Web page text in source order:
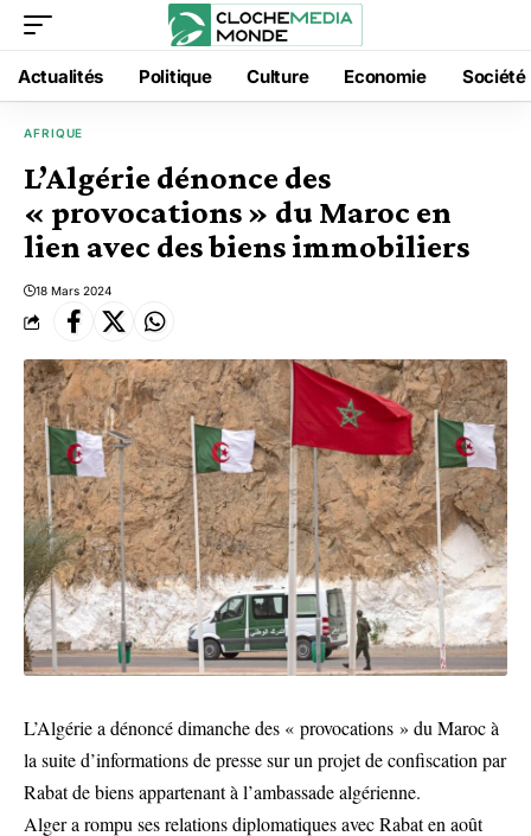
Actualités Politique Culture Economie Société
AFRIQUE
L’Algérie dénonce des
« provocations » du Maroc en
lien avec des biens immobiliers
18 Mars 2024
L’Algérie a dénoncé dimanche des « provocations » du Maroc à
la suite d’informations de presse sur un projet de confiscation par
Rabat de biens appartenant à l’ambassade algérienne.
Alger a rompu ses relations diplomatiques avec Rabat en août